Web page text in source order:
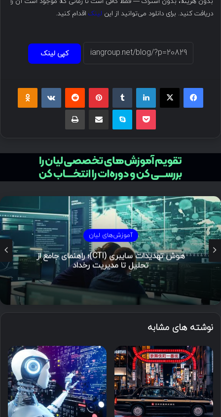
دریافت کنید. برای دانلود می‌توانید از این لینک اقدام کنید.
کپی لینک
فیسبوک ایکس لینکداین پینتریست
پاکت اسکایپ چاپ
آموزش‌های لیان
هوش تهدیدات سایبری (CTI)؛ راهنمای جامع از
تحلیل تا مدیریت رخداد
نوشته های مشابه